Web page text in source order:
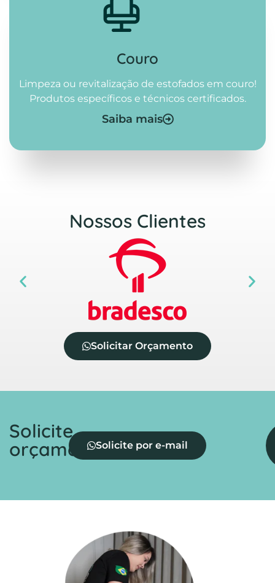
Couro
Limpeza ou revitalização de estofados em couro!
Produtos específicos e técnicos certificados.
Saiba mais
Nossos Clientes
Solicitar Orçamento
Solicite
orçamentoSolicite por e-mail